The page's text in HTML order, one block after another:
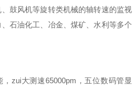
鼓风机等旋转类机械的轴转速的监视
石油化工、冶金、煤矿、水利等多个
zui大测速65000pm ，五位数码管显